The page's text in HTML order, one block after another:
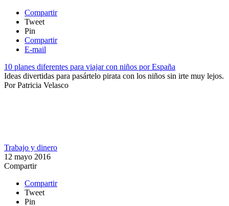
Compartir
Tweet
Pin
Compartir
E-mail
10 planes diferentes para viajar con niños por España
Ideas divertidas para pasártelo pirata con los niños sin irte muy lejos.
PorPatricia Velasco
Trabajo y dinero
12 mayo 2016
Compartir
Compartir
Tweet
Pin